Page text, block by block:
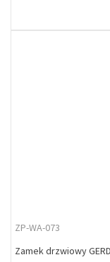
ZP-WA-073
Zamek drzwiowy